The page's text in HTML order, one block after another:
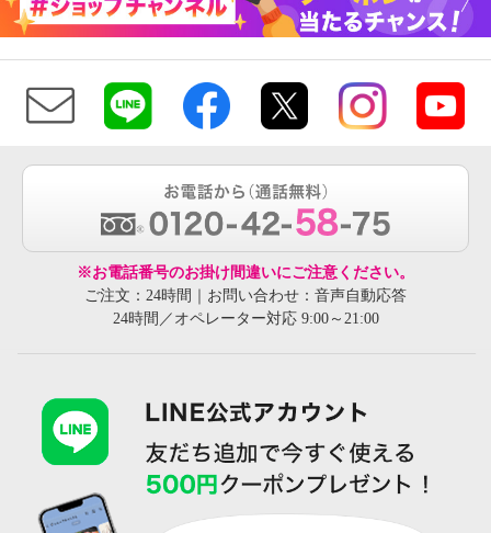
※お電話番号のお掛け間違いにご注意ください。
ご注文：24時間｜お問い合わせ：音声自動応答
24時間／オペレーター対応 9:00～21:00